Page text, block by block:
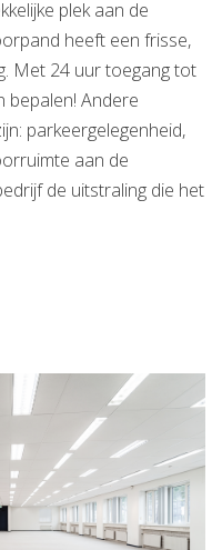
plek aan de
heeft een frisse,
Met 24 uur toegang tot
bepalen! Andere
parkeergelegenheid,
aan de
de uitstraling die het